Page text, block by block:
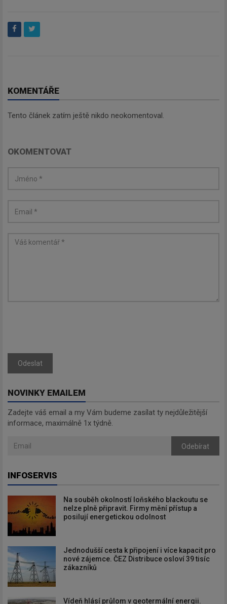
KOMENTÁŘE
Tento článek zatím ještě nikdo neokomentoval.
OKOMENTOVAT
Odeslat
NOVINKY EMAILEM
Zadejte váš email a my Vám budeme zasílat ty nejdůležitější
informace, maximálně 1x týdně.
Odebírat
INFOSERVIS
Na souběh okolností loňského blackoutu se
nelze plně připravit. Firmy mění přístup a
posilují energetickou odolnost
Jednodušší cesta k připojení i více kapacit pro
nové zájemce. ČEZ Distribuce osloví 39 tisíc
zákazníků
Vídeň hlásí průlom v geotermální energii.